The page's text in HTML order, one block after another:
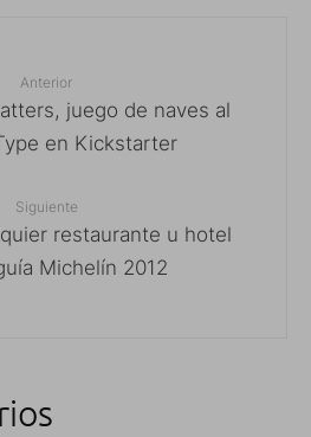
Anterior
juego de naves al
en Kickstarter
Siguiente
restaurante u hotel
Michelín 2012